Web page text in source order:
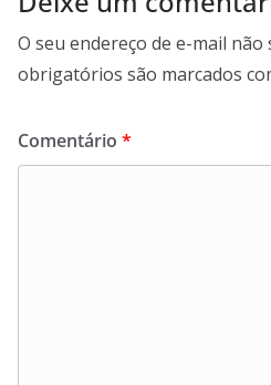
O seu endereço de e-mail não
obrigatórios são marcados
Comentário *